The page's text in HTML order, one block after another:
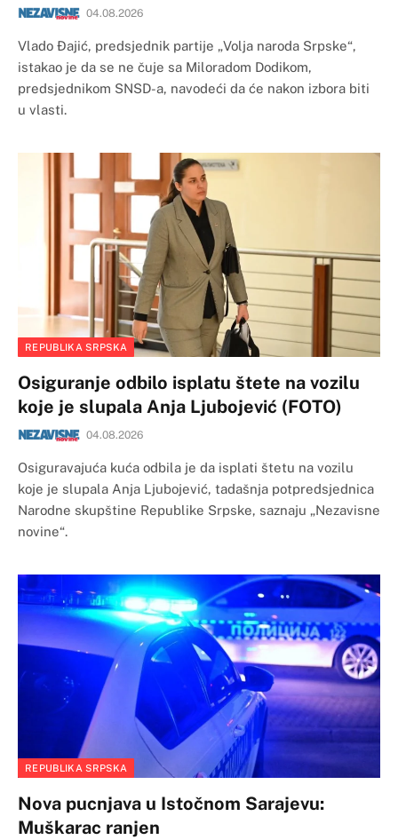
04.08.2026
Vlado Đajić, predsjednik partije „Volja naroda Srpske“,
istakao je da se ne čuje sa Miloradom Dodikom,
predsjednikom SNSD-a, navodeći da će nakon izbora biti
u vlasti.
REPUBLIKA SRPSKA
Osiguranje odbilo isplatu štete na vozilu
koje je slupala Anja Ljubojević (FOTO)
04.08.2026
Osiguravajuća kuća odbila je da isplati štetu na vozilu
koje je slupala Anja Ljubojević, tadašnja potpredsjednica
Narodne skupštine Republike Srpske, saznaju „Nezavisne
novine“.
REPUBLIKA SRPSKA
Nova pucnjava u Istočnom Sarajevu:
Muškarac ranjen